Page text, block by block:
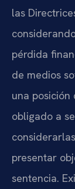
las
pérdida
de medios
una
obligado a
presentar
sentencia.